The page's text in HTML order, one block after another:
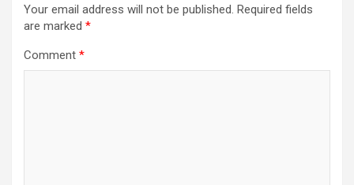
Your email address will not be published. Required fields
are marked *
Comment *